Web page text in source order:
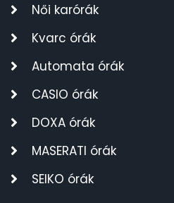
Női karórák
Kvarc órák
Automata órák
CASIO órák
DOXA órák
MASERATI órák
SEIKO órák